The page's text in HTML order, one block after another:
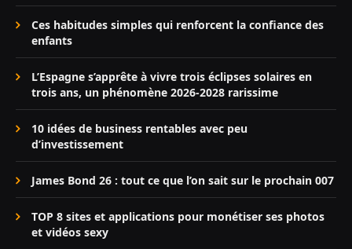
Ces habitudes simples qui renforcent la confiance des
enfants
L’Espagne s’apprête à vivre trois éclipses solaires en
trois ans, un phénomène 2026-2028 rarissime
10 idées de business rentables avec peu
d’investissement
James Bond 26 : tout ce que l’on sait sur le prochain 007
TOP 8 sites et applications pour monétiser ses photos
et vidéos sexy